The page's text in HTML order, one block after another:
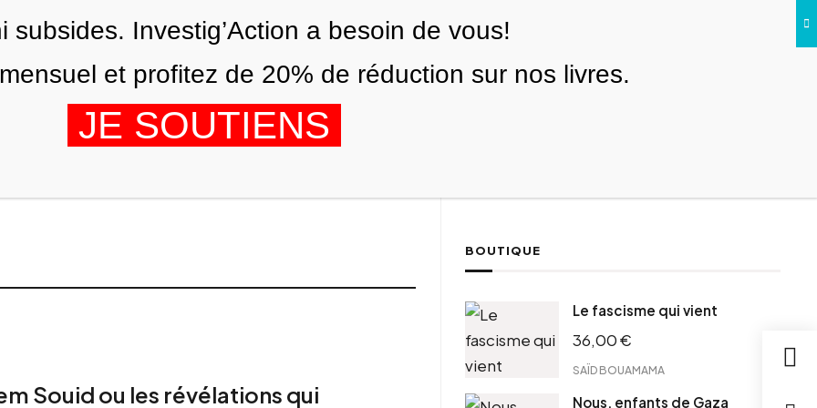
NOUS AGENDA
Souid ou les révélations qui
BOUTIQUE
Le fascisme qui vient
36,00€
SAÏD BOUAMAMA
Nous, enfants de Gaza
subsides. Investig’Action a besoin de vous!
et profitez de 20% de réduction sur nos livres.
JE SOUTIENS